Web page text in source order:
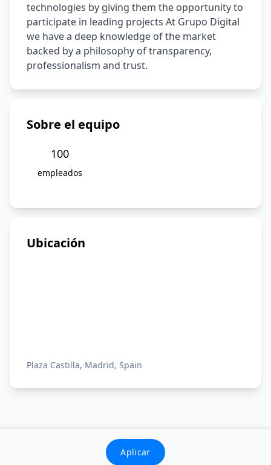
technologies by giving them the opportunity to
participate in leading projects At Grupo Digital
we have a deep knowledge of the market
backed by a philosophy of transparency,
professionalism and trust.
Sobre el equipo
100
empleados
Ubicación
Plaza Castilla, Madrid, Spain
Aplicar